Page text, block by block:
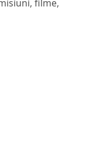
filme,